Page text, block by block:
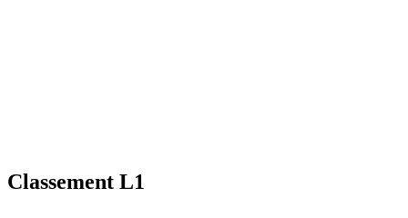
Classement L1